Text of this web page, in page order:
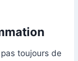
toujours de